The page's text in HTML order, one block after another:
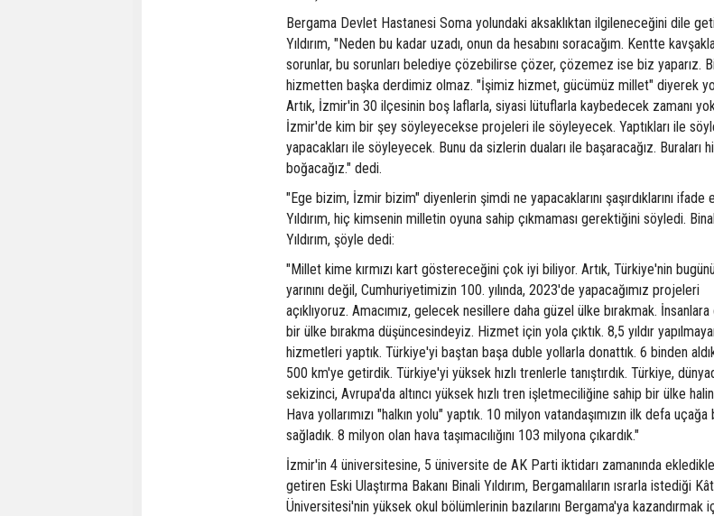
Bergama Devlet Hastanesi Soma yolundaki aksaklıktan ilgileneceğini dile
Yıldırım, "Neden bu kadar uzadı, onun da hesabını soracağım. Kentte
sorunlar, bu sorunları belediye çözebilirse çözer, çözemez ise biz yaparız.
hizmetten başka derdimiz olmaz. "İşimiz hizmet, gücümüz millet" diyerek
Artık, İzmir'in 30 ilçesinin boş laflarla, siyasi lütuflarla kaybedecek zamanı
İzmir'de kim bir şey söyleyecekse projeleri ile söyleyecek. Yaptıkları ile
yapacakları ile söyleyecek. Bunu da sizlerin duaları ile başaracağız. Buraları
boğacağız." dedi.
"Ege bizim, İzmir bizim" diyenlerin şimdi ne yapacaklarını şaşırdıklarını ifade
Yıldırım, hiç kimsenin milletin oyuna sahip çıkmaması gerektiğini söyledi.
Yıldırım, şöyle dedi:
"Millet kime kırmızı kart göstereceğini çok iyi biliyor. Artık, Türkiye'nin
yarınını değil, Cumhuriyetimizin 100. yılında, 2023'de yapacağımız projeleri
açıklıyoruz. Amacımız, gelecek nesillere daha güzel ülke bırakmak. İnsanlara
bir ülke bırakma düşüncesindeyiz. Hizmet için yola çıktık. 8,5 yıldır
hizmetleri yaptık. Türkiye'yi baştan başa duble yollarla donattık. 6 binden
500 km'ye getirdik. Türkiye'yi yüksek hızlı trenlerle tanıştırdık. Türkiye,
sekizinci, Avrupa'da altıncı yüksek hızlı tren işletmeciliğine sahip bir ülke
Hava yollarımızı "halkın yolu" yaptık. 10 milyon vatandaşımızın ilk defa
sağladık. 8 milyon olan hava taşımacılığını 103 milyona çıkardık."
İzmir'in 4 üniversitesine, 5 üniversite de AK Parti iktidarı zamanında
getiren Eski Ulaştırma Bakanı Binali Yıldırım, Bergamalıların ısrarla istediği
Üniversitesi'nin yüksek okul bölümlerinin bazılarını Bergama'ya kazandırmak